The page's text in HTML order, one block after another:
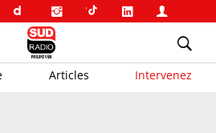
Articles Intervenez